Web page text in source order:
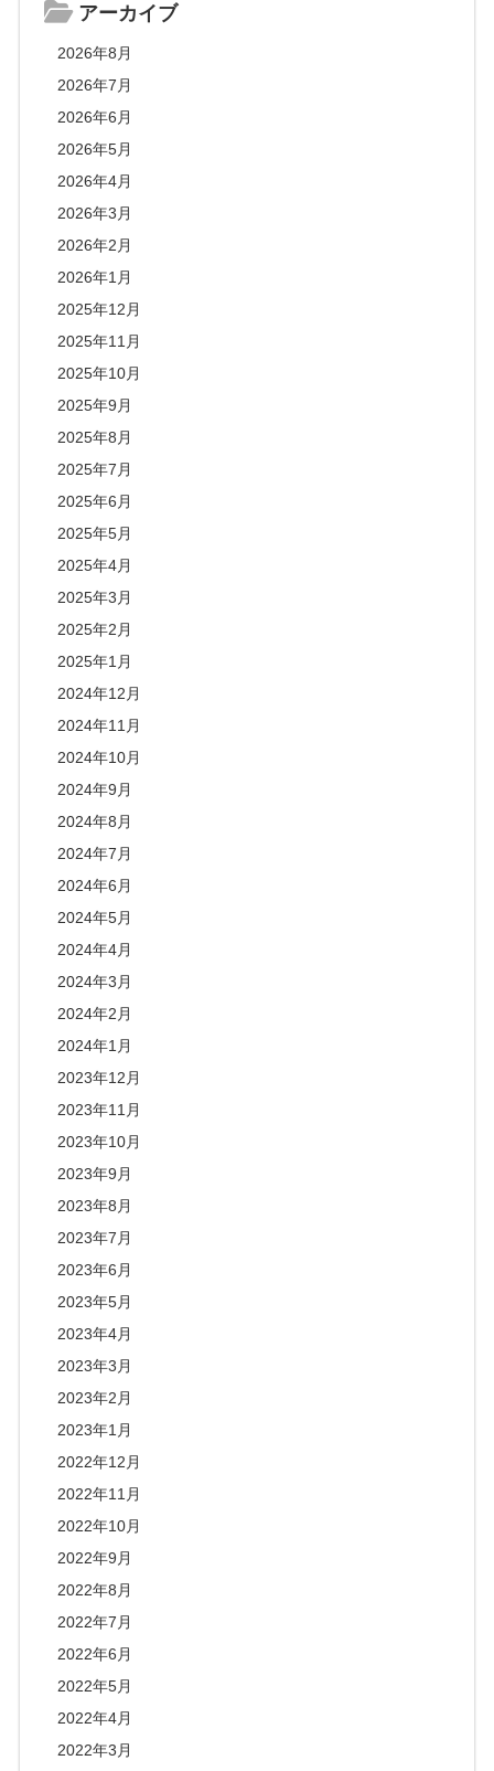
アーカイブ
2026年8月
2026年7月
2026年6月
2026年5月
2026年4月
2026年3月
2026年2月
2026年1月
2025年12月
2025年11月
2025年10月
2025年9月
2025年8月
2025年7月
2025年6月
2025年5月
2025年4月
2025年3月
2025年2月
2025年1月
2024年12月
2024年11月
2024年10月
2024年9月
2024年8月
2024年7月
2024年6月
2024年5月
2024年4月
2024年3月
2024年2月
2024年1月
2023年12月
2023年11月
2023年10月
2023年9月
2023年8月
2023年7月
2023年6月
2023年5月
2023年4月
2023年3月
2023年2月
2023年1月
2022年12月
2022年11月
2022年10月
2022年9月
2022年8月
2022年7月
2022年6月
2022年5月
2022年4月
2022年3月